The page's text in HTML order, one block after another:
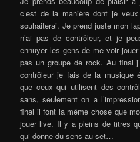
c’est de la manière dont je
souhaiterai. Je prend juste mon
n’ai pas de contrôleur, et je
ennuyer les gens de me voir
pas un groupe de rock. Au final
contrôleur je fais de la musique
que ceux qui utilisent des
sans, seulement on a
final il font la même chose que
jouer live. Il y a pleins de titres
qui donne du sens au set…